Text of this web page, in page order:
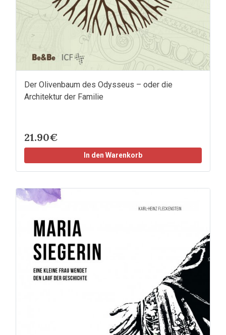
Der Olivenbaum des Odysseus – oder die
Architektur der Familie
21.90€
In den Warenkorb